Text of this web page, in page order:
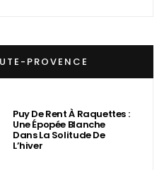
PROVENCE
Puy De Rent À Raquettes :
Une Épopée Blanche
Dans La Solitude De
L’hiver